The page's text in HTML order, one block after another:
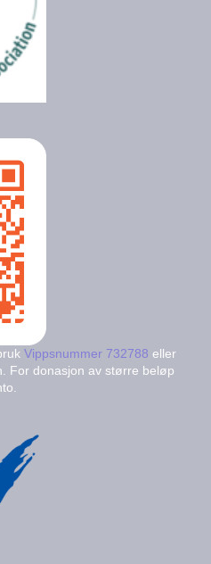
Vippsnummer 732788 eller
For donasjon av større beløp